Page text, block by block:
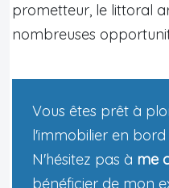
prometteur, le littoral
nombreuses
Vous êtes prêt à
l'immobilier en
N'hésitez pas à me
bénéficier de mon